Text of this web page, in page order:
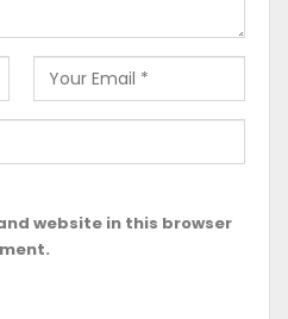
website in this browser